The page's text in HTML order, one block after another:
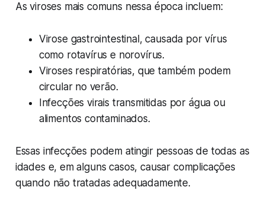
As viroses mais comuns nessa época incluem:
Virose gastrointestinal, causada por vírus
como rotavírus e norovírus.
Viroses respiratórias, que também podem
circular no verão.
Infecções virais transmitidas por água ou
alimentos contaminados.
Essas infecções podem atingir pessoas de todas as
idades e, em alguns casos, causar complicações
quando não tratadas adequadamente.